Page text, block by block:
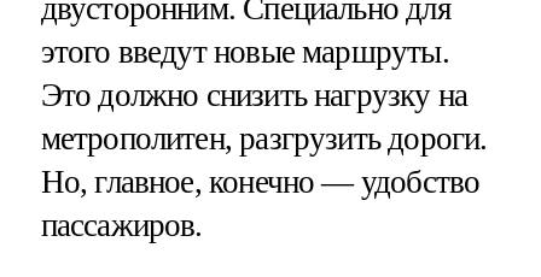
двусторонним. Специально для
этого введут новые маршруты.
Это должно снизить нагрузку на
метрополитен, разгрузить дороги.
Но, главное, конечно — удобство
пассажиров.